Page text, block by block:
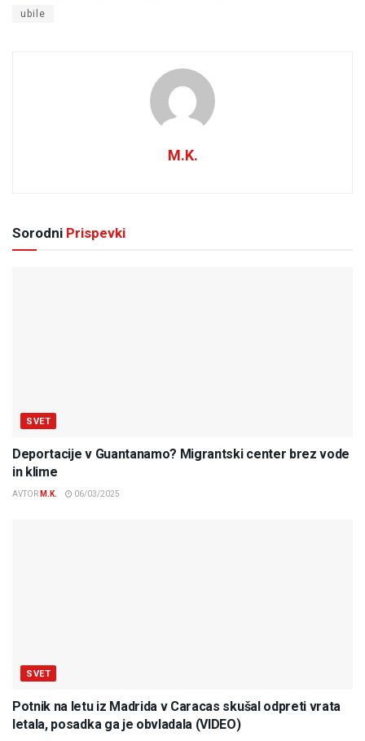
ubile
M.K.
Sorodni Prispevki
SVET
Deportacije v Guantanamo? Migrantski center brez vode
in klime
AVTOR M.K. 06/03/2025
SVET
Potnik na letu iz Madrida v Caracas skušal odpreti vrata
letala, posadka ga je obvladala (VIDEO)